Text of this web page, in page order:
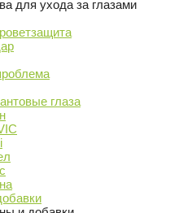
для ухода за глазами
глаза